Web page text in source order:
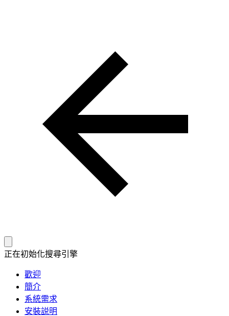
正在初始化搜尋引擎
歡迎
簡介
系統需求
安裝説明